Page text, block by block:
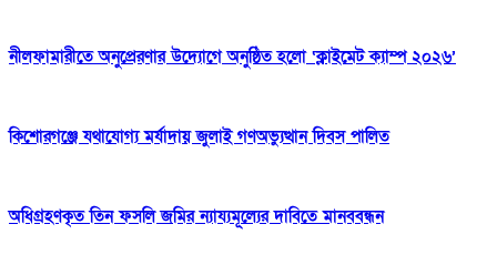
নীলফামারীতে অনুপ্রেরণার উদ্যোগে অনুষ্ঠিত হলো ‘ক্লাইমেট ক্যাম্প ২০২৬’
কিশোরগঞ্জে যথাযোগ্য মর্যাদায় জুলাই গণঅভ্যুত্থান দিবস পালিত
অধিগ্রহণকৃত তিন ফসলি জমির ন্যায্যমূল্যের দাবিতে মানববন্ধন